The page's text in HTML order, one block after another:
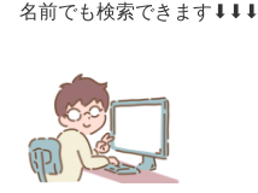
名前でも検索できます⬇⬇⬇